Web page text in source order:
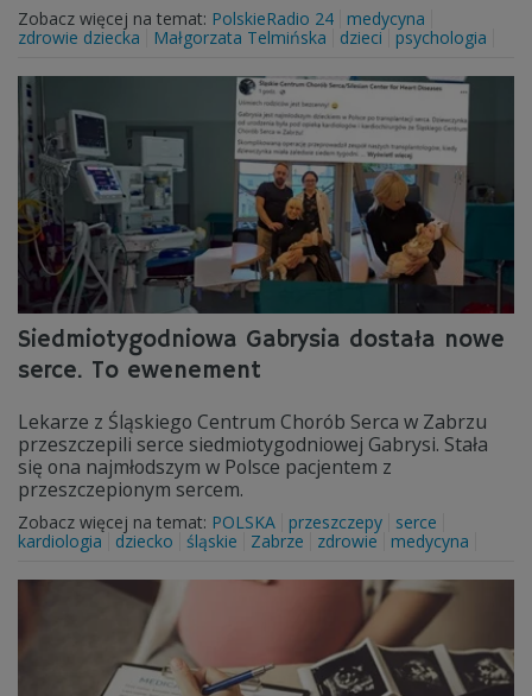
Zobacz więcej na temat: PolskieRadio 24
medycyna
zdrowie dziecka
Małgorzata Telmińska dzieci psychologia
Siedmiotygodniowa Gabrysia dostała nowe
serce. To ewenement
Lekarze z Śląskiego Centrum Chorób Serca w Zabrzu
przeszczepili serce siedmiotygodniowej Gabrysi. Stała
się ona najmłodszym w Polsce pacjentem z
przeszczepionym sercem.
Zobacz więcej na temat: POLSKA przeszczepy
serce
kardiologia
dziecko śląskie Zabrze zdrowie medycyna